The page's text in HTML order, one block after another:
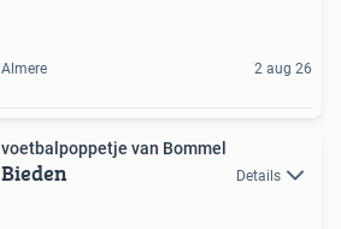
Almere 2 aug 26
voetbalpoppetje van Bommel
Bieden Details